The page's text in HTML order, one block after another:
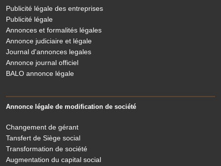
Publicité légale des entreprises
Publicité légale
Annonces et formalités légales
Annonce judiciaire et légale
Journal d'annonces legales
Annonce journal officiel
BALO annonce légale
Annonce légale de modification de société
Changement de gérant
Tansfert de Siège social
Transformation de société
Augmentation du capital social